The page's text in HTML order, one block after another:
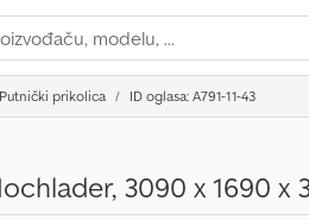
Putnički prikolica ID oglasa: A791-11-43
3090 x 1690 x